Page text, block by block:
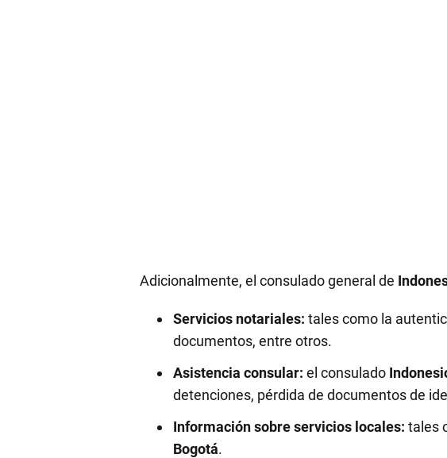
Adicionalmente, el consulado general de
Servicios notariales: tales como la
documentos, entre otros.
Asistencia consular: el consulado
detenciones, pérdida de documentos de
Información sobre servicios locales: tales
Bogotá.